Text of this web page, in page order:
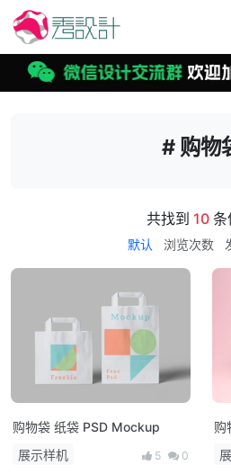
# 购物
共找到 10 条
默认 浏览次数
购物袋 纸袋 PSD Mockup
展示样机
5 0
购